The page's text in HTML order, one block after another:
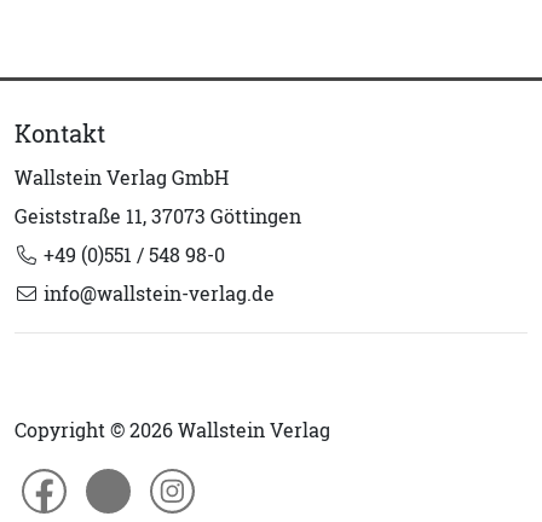
Kontakt
Wallstein Verlag GmbH
Geiststraße 11, 37073 Göttingen
+49 (0)551 / 548 98-0
info@wallstein-verlag.de
Copyright © 2026 Wallstein Verlag